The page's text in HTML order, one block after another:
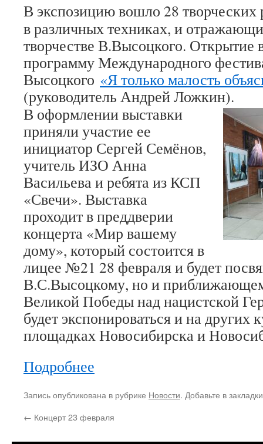
В экспозицию вошло 28
в различных техниках, и
творчестве В.Высоцкого. Открытие
программу Международного
Высоцкого «Я только малость
(руководитель Андрей Ложкин).
В оформлении выставки
приняли участие ее
инициатор Сергей Семёнов,
учитель ИЗО Анна
Васильева и ребята из КСП
«Свечи». Выставка
проходит в преддверии
концерта «Мир вашему
дому», который состоится в
лицее №21 28 февраля и будет
В.С.Высоцкому, но и
Великой Победы над нацистской
будет экспонироваться и на других
площадках Новосибирска и
Подробнее
Запись опубликована в рубрике Новости. Добавьте в
← Концерт 23 февраля